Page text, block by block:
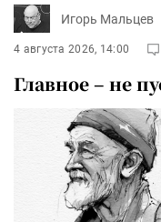
Игорь Мальцев
4 августа 2026, 14:00
Главное – не